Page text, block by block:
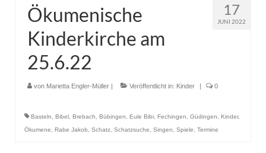
17
JUNI 2022
Ökumenische
Kinderkirche am
25.6.22
von Marietta Engler-Müller | Veröffentlicht in: Kinder | 0
Basteln Bibel Brebach Bübingen Eule Bibi Fechingen Güdingen Kinder,
Ökumene
Rabe Jakob Schatz Schatzsuche Singen Spiele Termine